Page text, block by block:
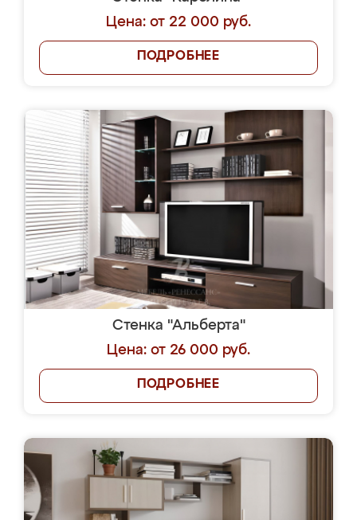
Цена: от 22 000 руб.
ПОДРОБНЕЕ
Стенка "Альберта"
Цена: от 26 000 руб.
ПОДРОБНЕЕ